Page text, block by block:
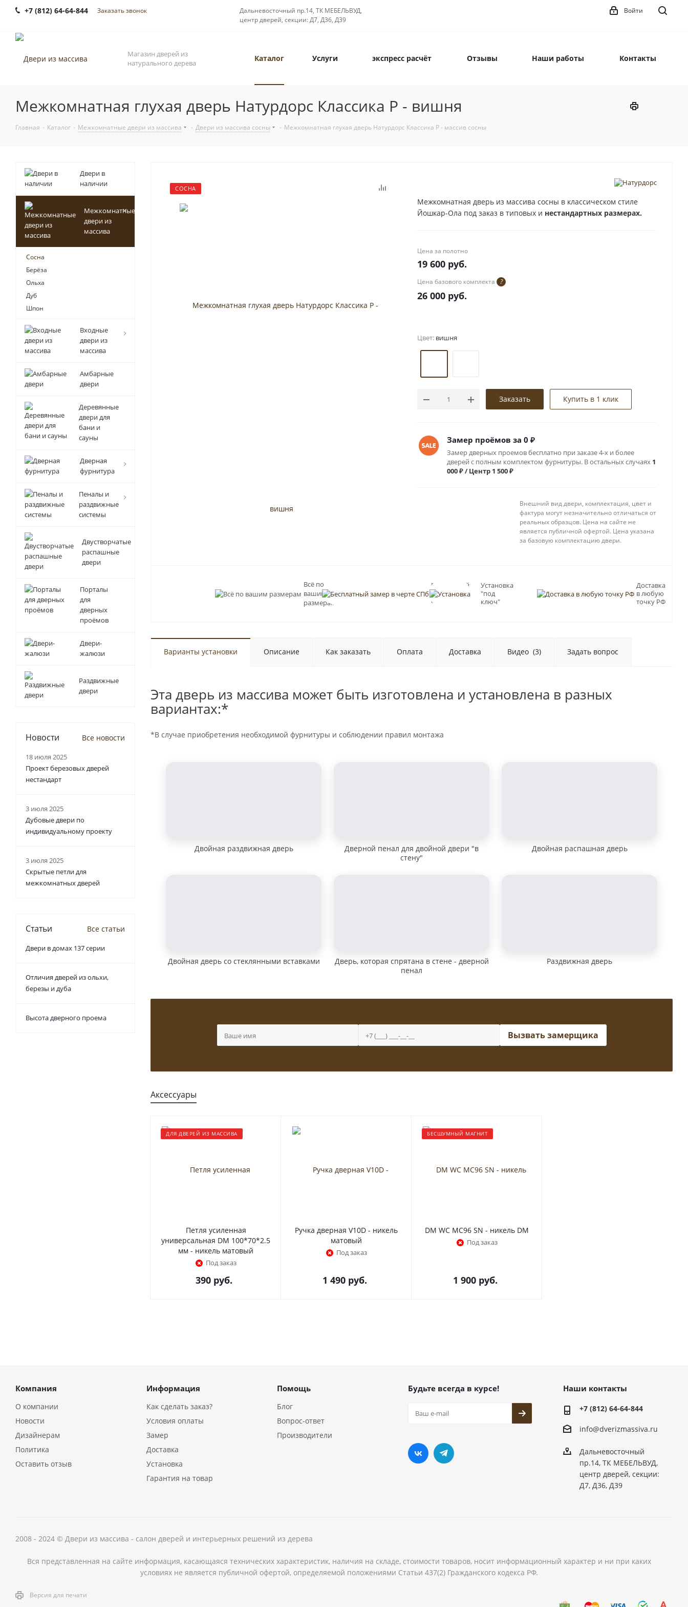
+7 (812) 64-64-844 Заказать звонок
Дальневосточный пр.14, ТК МЕБЕЛЬВУД,
центр дверей, секции: Д7, Д36, Д39
Войти
Магазин дверей из
натурального дерева
Каталог Услуги экспресс расчёт Отзывы Наши работы Контакты
Межкомнатная глухая дверь Натурдорс Классика Р - вишня
Главная - Каталог - Межкомнатные двери из массива - Двери из массива сосны - Межкомнатная глухая дверь Натурдорс Классика Р - массив сосны
СОСНА
Межкомнатная дверь из массива сосны в классическом стиле
Йошкар-Ола под заказ в типовых и нестандартных размерах.
Цена за полотно
19 600 руб.
Цена базового комплекта ?
26 000 руб.
Цвет: вишня
Заказать Купить в 1 клик
Замер проёмов за 0 ₽
Замер дверных проемов бесплатно при заказе 4-х и более
дверей с полным комплектом фурнитуры. В остальных случаях 1
000 ₽ / Центр 1 500 ₽
Внешний вид двери, комплектация, цвет и
фактура могут незначительно отличаться от
реальных образцов. Цена на сайте не
является публичной офертой. Цена указана
за базовую комплектацию двери.
Всё по
вашим
размерам
Бесплатный
замер в
черте СПб
Установка
"под
ключ"
Доставка
в любую
точку РФ
Варианты установки Описание Как заказать Оплата Доставка Видео (3) Задать вопрос
Эта дверь из массива может быть изготовлена и установлена в разных
вариантах:*
*В случае приобретения необходимой фурнитуры и соблюдении правил монтажа
Двойная раздвижная дверь
Дверной пенал для двойной двери "в
стену"
Двойная распашная дверь
Двойная дверь со стеклянными вставками
Дверь, которая спрятана в стене - дверной
пенал
Раздвижная дверь
Вызвать замерщика
Аксессуары
ДЛЯ ДВЕРЕЙ ИЗ МАССИВА
Петля усиленная
универсальная DM 100*70*2.5
мм - никель матовый
Под заказ
390 руб.
Ручка дверная V10D - никель
матовый
Под заказ
1 490 руб.
БЕСШУМНЫЙ МАГНИТ
DM WC MC96 SN - никель DM
Под заказ
1 900 руб.
Двери в
наличии
Межкомнатные
двери из
массива
Сосна
Берёза
Ольха
Дуб
Шпон
Входные
двери из
массива
Амбарные
двери
Деревянные
двери для
бани и
сауны
Дверная
фурнитура
Пеналы и
раздвижные
системы
Двустворчатые
распашные
двери
Порталы
для
дверных
проёмов
Двери-
жалюзи
Раздвижные
двери
Новости Все новости
18 июля 2025
Проект березовых дверей
нестандарт
3 июля 2025
Дубовые двери по
индивидуальному проекту
3 июля 2025
Скрытые петли для
межкомнатных дверей
Статьи Все статьи
Двери в домах 137 серии
Отличия дверей из ольхи,
березы и дуба
Высота дверного проема
Компания
О компании
Новости
Дизайнерам
Политика
Оставить отзыв
Информация
Как сделать заказ?
Условия оплаты
Замер
Доставка
Установка
Гарантия на товар
Помощь
Блог
Вопрос-ответ
Производители
Будьте всегда в курсе! Наши контакты
+7 (812) 64-64-844
info@dverizmassiva.ru
Дальневосточный
пр.14, ТК МЕБЕЛЬВУД,
центр дверей, секции:
Д7, Д36, Д39
2008 - 2024 © Двери из массива - салон дверей и интерьерных решений из дерева
Вся представленная на сайте информация, касающаяся технических характеристик, наличия на складе, стоимости товаров, носит информационный характер и ни при каких
условиях не является публичной офертой, определяемой положениями Статьи 437(2) Гражданского кодекса РФ.
Версия для печати